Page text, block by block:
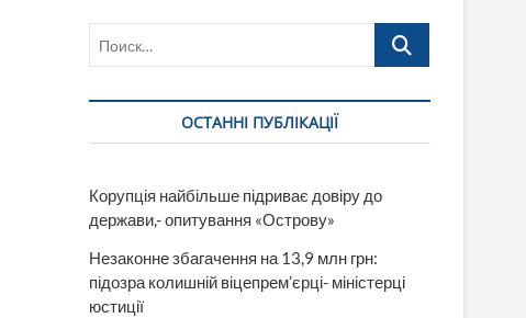
Поиск…
ОСТАННІ ПУБЛІКАЦІЇ
Корупція найбільше підриває довіру до
держави,- опитування «Острову»
Незаконне збагачення на 13,9 млн грн:
підозра колишній віцепрем’єрці- міністерці
юстиції